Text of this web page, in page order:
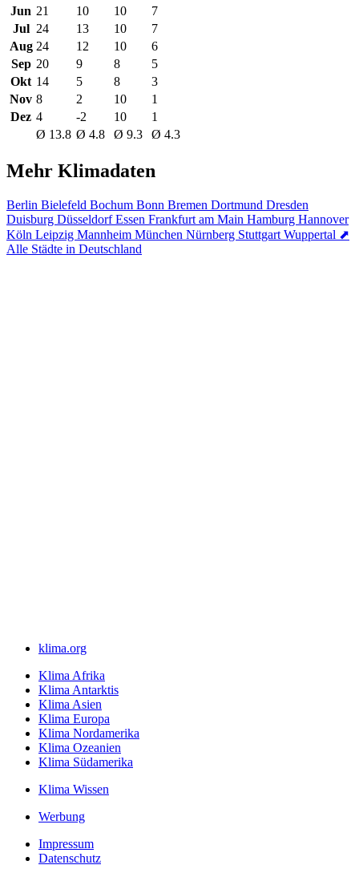
Jun 21 10 10
7
Jul 24 13 10
7
Aug 24 12 10
6
Sep 20 9 8
5
Okt 14 5 8
3
Nov 8 2 10
1
Dez 4 -2 10
1
Ø 13.8 Ø 4.8 Ø 9.3 Ø 4.3
Mehr Klimadaten
Berlin Bielefeld Bochum Bonn Bremen Dortmund Dresden
Duisburg DüsseldorfEssen Frankfurt am Main Hamburg Hannover
Köln Leipzig Mannheim München Nürnberg Stuttgart Wuppertal ⬈
Alle Städte in Deutschland
klima.org
Klima Afrika
Klima Antarktis
Klima Asien
Klima Europa
Klima Nordamerika
Klima Ozeanien
Klima Südamerika
Klima Wissen
Werbung
Impressum
Datenschutz